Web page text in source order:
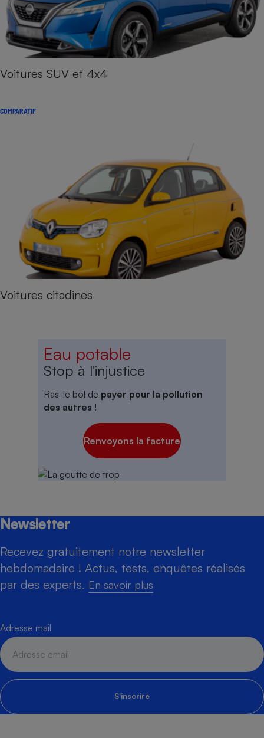
Voitures SUV et 4x4
COMPARATIF
Voitures citadines
Eau potable
Stop à l'injustice
Ras-le bol de payer pour la pollution
des autres !
Renvoyons la facture
Newsletter
Recevez gratuitement notre newsletter
hebdomadaire ! Actus, tests, enquêtes réalisés
par des experts. En savoir plus
Adresse mail
S'inscrire